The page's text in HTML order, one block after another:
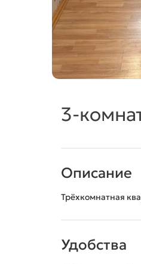
3-
Описание
Трёхкомнатная
Удобства